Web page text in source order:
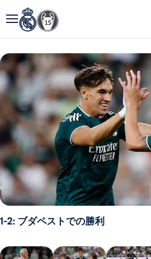
1-2: ブダペストでの勝利